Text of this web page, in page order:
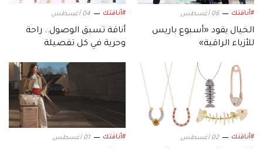
#أناقتك 06 أغسطس
الخيال يقود «أسبوع باريس
للأزياء الراقية»
#أناقتك 04 أغسطس
أناقة تسبق الوصول.. راحة
وحرية في كل تفصيلة
#أناقتك 02 أغسطس #أناقتك 01 أغسطس